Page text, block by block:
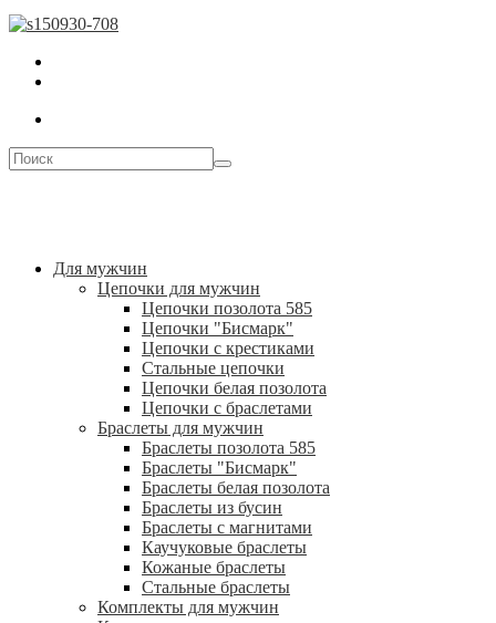
Для мужчин
Цепочки для мужчин
Цепочки позолота 585
Цепочки "Бисмарк"
Цепочки с крестиками
Стальные цепочки
Цепочки белая позолота
Цепочки с браслетами
Браслеты для мужчин
Браслеты позолота 585
Браслеты "Бисмарк"
Браслеты белая позолота
Браслеты из бусин
Браслеты с магнитами
Каучуковые браслеты
Кожаные браслеты
Стальные браслеты
Комплекты для мужчин